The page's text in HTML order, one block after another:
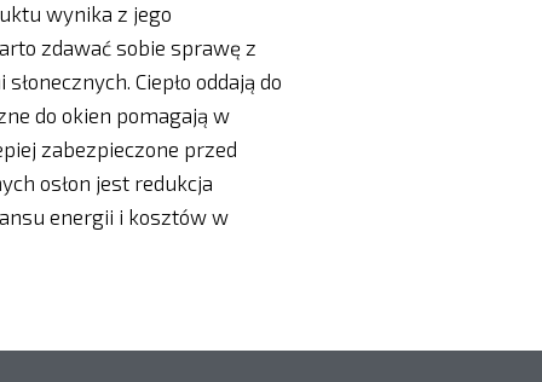
wynika z jego
zdawać sobie sprawę z
Ciepło oddają do
do okien pomagają w
zabezpieczone przed
osłon jest redukcja
energii i kosztów w